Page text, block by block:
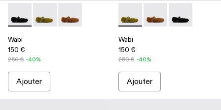
Wabi - A500036-001 - Babies noires en PET recyclé
Wabi - A500036-003 - Babies en PET recyclé vert
Wabi - A500036-002
Wabi
150 €
250 € -40%
Ajouter
Wabi - A500036-003 -
Wabi - A500036-002
Wabi -
Wabi
150 €
250 € -40%
Ajouter